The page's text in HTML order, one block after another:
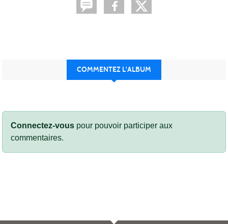
COMMENTEZ L'ALBUM
Connectez-vous pour pouvoir participer aux
commentaires.